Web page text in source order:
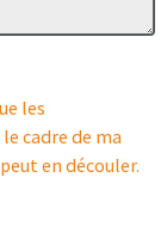
les
cadre de ma
en découler.